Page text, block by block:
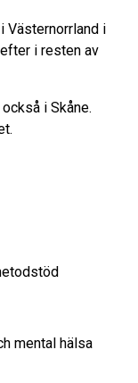
Västernorrland i
i resten av
i Skåne.
mental hälsa